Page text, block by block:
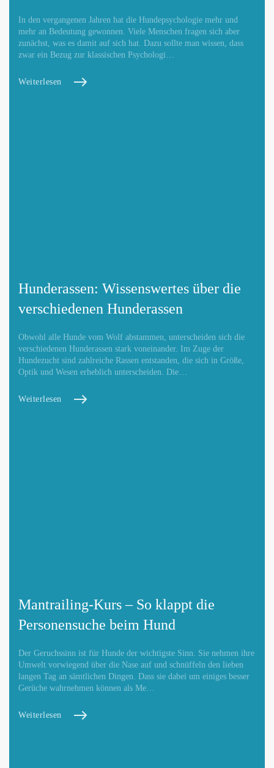
In den vergangenen Jahren hat die Hundepsychologie mehr und
mehr an Bedeutung gewonnen. Viele Menschen fragen sich aber
zunächst, was es damit auf sich hat. Dazu sollte man wissen, dass
zwar ein Bezug zur klassischen Psychologi…
Weiterlesen
Hunderassen: Wissenswertes über die
verschiedenen Hunderassen
Obwohl alle Hunde vom Wolf abstammen, unterscheiden sich die
verschiedenen Hunderassen stark voneinander. Im Zuge der
Hundezucht sind zahlreiche Rassen entstanden, die sich in Größe,
Optik und Wesen erheblich unterscheiden. Die…
Weiterlesen
Mantrailing-Kurs – So klappt die
Personensuche beim Hund
Der Geruchssinn ist für Hunde der wichtigste Sinn. Sie nehmen ihre
Umwelt vorwiegend über die Nase auf und schnüffeln den lieben
langen Tag an sämtlichen Dingen. Dass sie dabei um einiges besser
Gerüche wahrnehmen können als Me…
Weiterlesen